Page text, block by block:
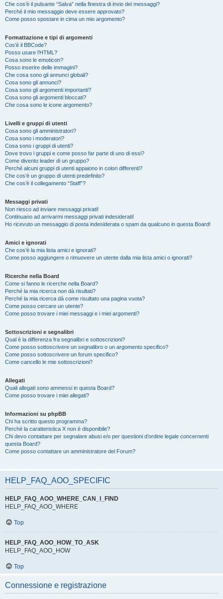
Che cos’è il pulsante “Salva” nella finestra di invio dei messaggi?
Perché il mio messaggio deve essere approvato?
Come posso spostare in cima un mio argomento?
Formattazione e tipi di argomenti
Cos’è il BBCode?
Posso usare l’HTML?
Cosa sono le emoticon?
Posso inserire delle immagini?
Che cosa sono gli annunci globali?
Cosa sono gli annunci?
Cosa sono gli argomenti importanti?
Cosa sono gli argomenti bloccati?
Che cosa sono le icone argomento?
Livelli e gruppi di utenti
Cosa sono gli amministratori?
Cosa sono i moderatori?
Cosa sono i gruppi di utenti?
Dove trovo i gruppi e come posso far parte di uno di essi?
Come divento leader di un gruppo?
Perché alcuni gruppi di utenti appaiono in colori differenti?
Che cos’è un gruppo di utenti predefinito?
Che cos’è il collegamento “Staff”?
Messaggi privati
Non riesco ad inviare messaggi privati!
Continuano ad arrivarmi messaggi privati indesiderati!
Ho ricevuto un messaggio di posta indesiderata o spam da qualcuno in questa Board!
Amici e ignorati
Che cos’è la mia lista amici e ignorati?
Come posso aggiungere o rimuovere un utente dalla mia lista amici o ignorati?
Ricerche nella Board
Come si fanno le ricerche nella Board?
Perché la mia ricerca non dà risultati?
Perché la mia ricerca dà come risultato una pagina vuota?
Come posso cercare un utente?
Come posso trovare i miei messaggi e i miei argomenti?
Sottoscrizioni e segnalibri
Qual è la differenza fra segnalibri e sottoscrizioni?
Come posso sottoscrivere un segnalibro o un argomento specifico?
Come posso sottoscrivere un forum specifico?
Come cancello le mie sottoscrizioni?
Allegati
Quali allegati sono ammessi in questa Board?
Come posso trovare i miei allegati?
Informazioni su phpBB
Chi ha scritto questo programma?
Perché la caratteristica X non è disponibile?
Chi devo contattare per segnalare abusi e/o per questioni d’ordine legale concernenti
questa Board?
Come posso contattare un amministratore del Forum?
HELP_FAQ_AOO_SPECIFIC
HELP_FAQ_AOO_WHERE_CAN_I_FIND
HELP_FAQ_AOO_WHERE
Top
HELP_FAQ_AOO_HOW_TO_ASK
HELP_FAQ_AOO_HOW
Top
Connessione e registrazione